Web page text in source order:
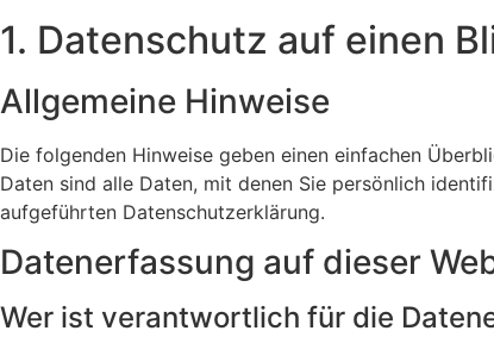
1. Datenschutz auf einen
Allgemeine Hinweise
Die folgenden Hinweise geben einen einfachen
Daten sind alle Daten, mit denen Sie persönlich
aufgeführten Datenschutzerklärung.
Datenerfassung auf dieser
Wer ist verantwortlich für die